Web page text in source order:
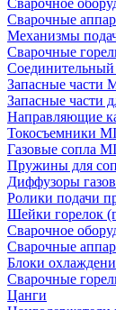
Сварочное
Сварочные
Механизмы
Сварочные
Соединительный
Запасные части
Запасные части
Направляющие
Токосъемники
Газовые сопла
Пружины для
Диффузоры
Ролики подачи
Шейки горелок
Сварочное
Сварочные
Блоки
Сварочные
Цанги